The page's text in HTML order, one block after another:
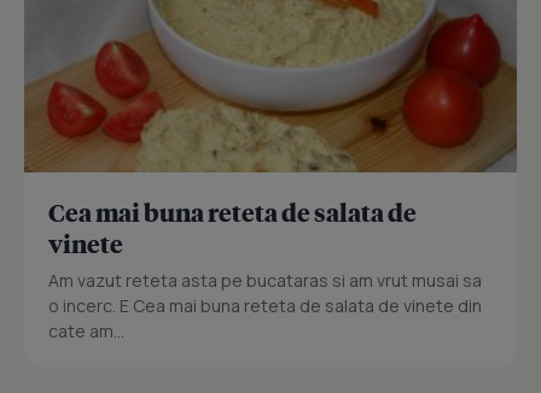
Cea mai buna reteta de salata de
vinete
Am vazut reteta asta pe bucataras si am vrut musai sa
o incerc. E Cea mai buna reteta de salata de vinete din
cate am...